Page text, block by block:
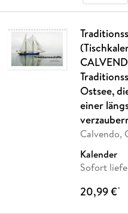
Ostsee,
einer
Calvendo,
Kalender
Sofort
20,99 €*